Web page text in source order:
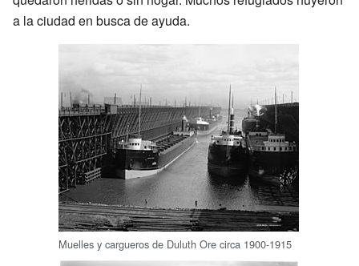
a la ciudad en busca de ayuda.
Muelles y cargueros de Duluth Ore circa 1900-1915